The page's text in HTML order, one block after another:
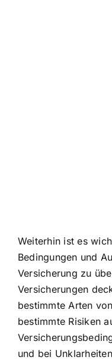
Weiterhin ist es
Bedingungen und
Versicherung zu
Versicherungen
bestimmte Arten
bestimmte Risiken
und bei